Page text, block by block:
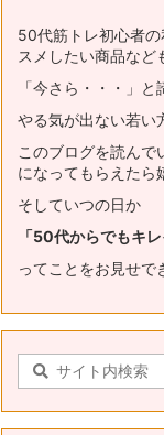
50代筋トレ初心者
スメ したい商品など
「今さら・・・」
やる気が出ない若い
このブログを読んで
になってもらえたら
そしていつの日か
「50代からでもキ
ってことをお見せ